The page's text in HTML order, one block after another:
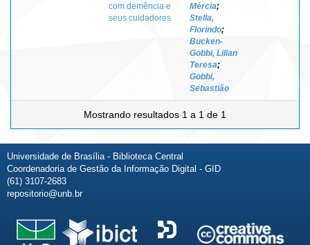
com demência e
seus cuidadores
Mércia;
Stella,
Florindo;
Bucken-
Gobbi, Lilian
Teresa;
Gobbi,
Sebastião
Mostrando resultados 1 a 1 de 1
Universidade de Brasília - Biblioteca Central
Coordenadoria de Gestão da Informação Digital - GID
(61) 3107-2683
repositorio@unb.br